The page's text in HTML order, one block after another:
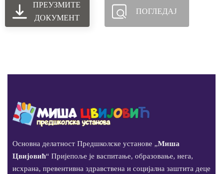
ПРЕУЗМИТЕ
ДОКУМЕНТ
ПОГЛЕДАЈ
Основна делатност Предшколске установе „Миша
Цвијовић“ Пријепоље је васпитање, образовање, нега,
исхрана, превентивна здравствена и социјална заштита деце